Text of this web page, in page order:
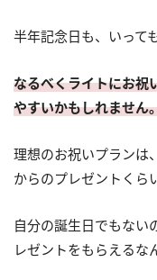
半年記念日も、いって
なるべくライトにお祝
やすいかもしれません
理想のお祝いプランは
からのプレゼントくら
自分の誕生日でもない
レゼントをもらえるな